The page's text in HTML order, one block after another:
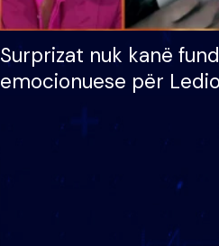
Surprizat nuk kanë
emocionuese për